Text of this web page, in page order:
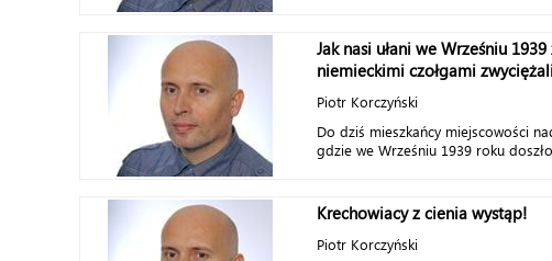
Jak nasi ułani we Wrześniu 1939
niemieckimi czołgami
Piotr Korczyński
Do dziś mieszkańcy miejscowości
gdzie we Wrześniu 1939 roku
Krechowiacy z cienia wystąp!
Piotr Korczyński